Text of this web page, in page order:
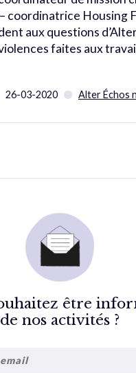
coordinatrice Housing
aux questions
faites aux
26-03-2020 Alter Échos
être
de nos activités ?